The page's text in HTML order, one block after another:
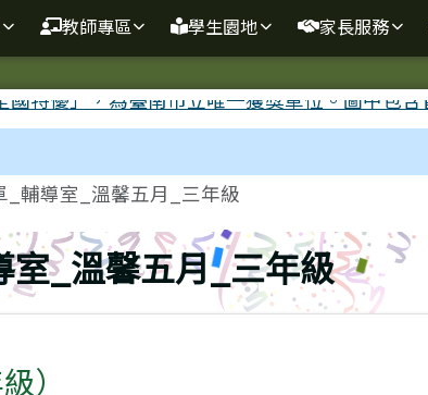
教師專區 學生園地 家長服務
_輔導室_溫馨五月_三年級
_溫馨五月_三年級
）